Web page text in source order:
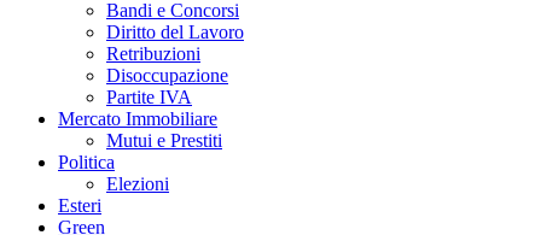
Bandi e Concorsi
Diritto del Lavoro
Retribuzioni
Disoccupazione
Partite IVA
Mercato Immobiliare
Mutui e Prestiti
Politica
Elezioni
Esteri
Green